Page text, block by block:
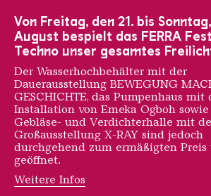
Von Freitag, den 21. bis
August bespielt das FERRA
Techno unser gesamtes
Der Wasserhochbehälter mit der
Dauerausstellung BEWEGUNG
GESCHICHTE, das Pumpenhaus mit
Installation von Emeka Ogboh
Gebläse- und Verdichterhalle mit
Großausstellung X-RAY sind jedoch
durchgehend zum ermäßigten Preis
geöffnet.
Weitere Infos